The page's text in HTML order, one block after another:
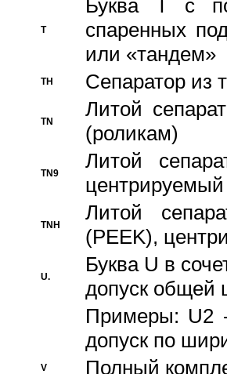
T
Буква T с
спаренных
или «тандем»
TH Сепаратор из
TN
Литой
(роликам)
TN9
Литой
TNH
Литой
(PEEK),
U.
Буква U в
допуск общей
Примеры: U2
допуск по
V Полный